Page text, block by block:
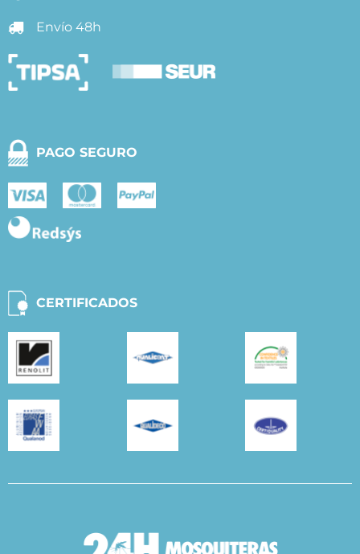
Envío 48h
PAGO SEGURO
CERTIFICADOS